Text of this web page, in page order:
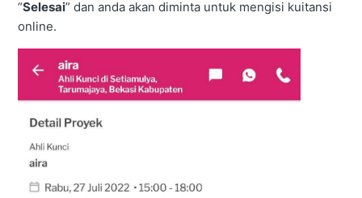
“Selesai” dan anda akan diminta untuk mengisi kuitansi
online.